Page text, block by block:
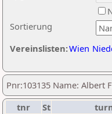
Sortierung
Vereinslisten:Wien
Pnr:103135 Name: Albert
tnr
St